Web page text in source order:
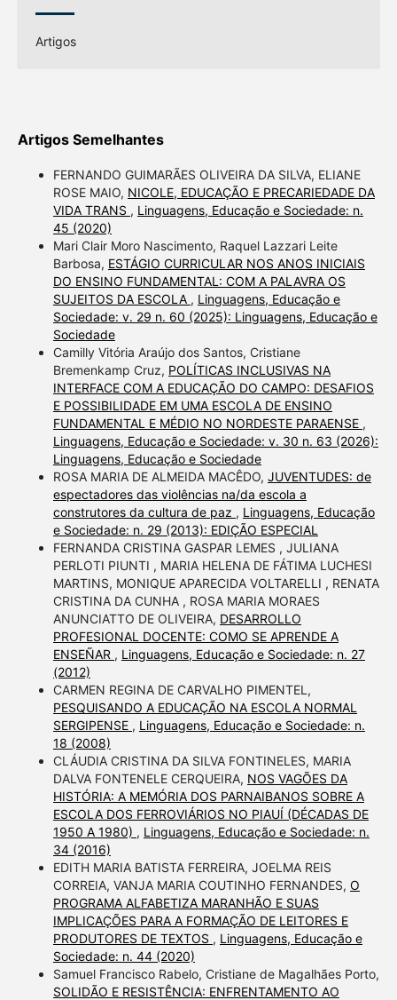
Artigos
Artigos Semelhantes
FERNANDO GUIMARÃES OLIVEIRA DA SILVA, ELIANE
ROSE MAIO, NICOLE, EDUCAÇÃO E PRECARIEDADE DA
VIDA TRANS , Linguagens, Educação e Sociedade: n.
45 (2020)
Mari Clair Moro Nascimento, Raquel Lazzari Leite
Barbosa, ESTÁGIO CURRICULAR NOS ANOS INICIAIS
DO ENSINO FUNDAMENTAL: COM A PALAVRA OS
SUJEITOS DA ESCOLA , Linguagens, Educação e
Sociedade: v. 29 n. 60 (2025): Linguagens, Educação e
Sociedade
Camilly Vitória Araújo dos Santos, Cristiane
Bremenkamp Cruz, POLÍTICAS INCLUSIVAS NA
INTERFACE COM A EDUCAÇÃO DO CAMPO: DESAFIOS
E POSSIBILIDADE EM UMA ESCOLA DE ENSINO
FUNDAMENTAL E MÉDIO NO NORDESTE PARAENSE ,
Linguagens, Educação e Sociedade: v. 30 n. 63 (2026):
Linguagens, Educação e Sociedade
ROSA MARIA DE ALMEIDA MACÊDO, JUVENTUDES: de
espectadores das violências na/da escola a
construtores da cultura de paz , Linguagens, Educação
e Sociedade: n. 29 (2013): EDIÇÃO ESPECIAL
FERNANDA CRISTINA GASPAR LEMES , JULIANA
PERLOTI PIUNTI , MARIA HELENA DE FÁTIMA LUCHESI
MARTINS, MONIQUE APARECIDA VOLTARELLI , RENATA
CRISTINA DA CUNHA , ROSA MARIA MORAES
ANUNCIATTO DE OLIVEIRA, DESARROLLO
PROFESIONAL DOCENTE: COMO SE APRENDE A
ENSEÑAR , Linguagens, Educação e Sociedade: n. 27
(2012)
CARMEN REGINA DE CARVALHO PIMENTEL,
PESQUISANDO A EDUCAÇÃO NA ESCOLA NORMAL
SERGIPENSE , Linguagens, Educação e Sociedade: n.
18 (2008)
CLÁUDIA CRISTINA DA SILVA FONTINELES, MARIA
DALVA FONTENELE CERQUEIRA, NOS VAGÕES DA
HISTÓRIA: A MEMÓRIA DOS PARNAIBANOS SOBRE A
ESCOLA DOS FERROVIÁRIOS NO PIAUÍ (DÉCADAS DE
1950 A 1980) , Linguagens, Educação e Sociedade: n.
34 (2016)
EDITH MARIA BATISTA FERREIRA, JOELMA REIS
CORREIA, VANJA MARIA COUTINHO FERNANDES, O
PROGRAMA ALFABETIZA MARANHÃO E SUAS
IMPLICAÇÕES PARA A FORMAÇÃO DE LEITORES E
PRODUTORES DE TEXTOS , Linguagens, Educação e
Sociedade: n. 44 (2020)
Samuel Francisco Rabelo, Cristiane de Magalhães Porto,
SOLIDÃO E RESISTÊNCIA: ENFRENTAMENTO AO